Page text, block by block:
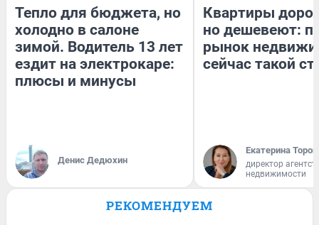
Тепло для бюджета, но
холодно в салоне
зимой. Водитель 13 лет
ездит на электрокаре:
плюсы и минусы
Денис Дедюхин
Квартиры
но дешевеют:
рынок
сейчас такой
Екатерина
директор
недвижимости
РЕКОМЕНДУЕМ